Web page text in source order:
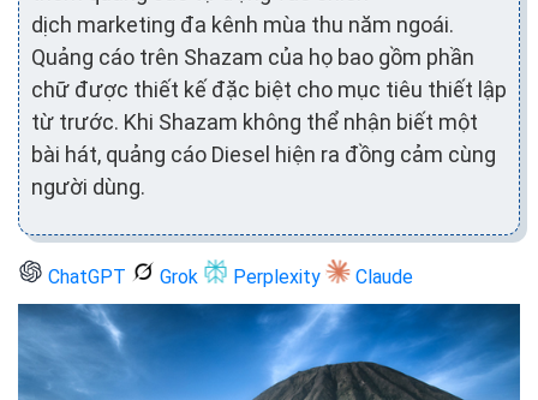
dịch marketing đa kênh mùa thu năm ngoái.
Quảng cáo trên Shazam của họ bao gồm phần
chữ được thiết kế đặc biệt cho mục tiêu thiết lập
từ trước. Khi Shazam không thể nhận biết một
bài hát, quảng cáo Diesel hiện ra đồng cảm cùng
người dùng.
ChatGPT Grok Perplexity Claude